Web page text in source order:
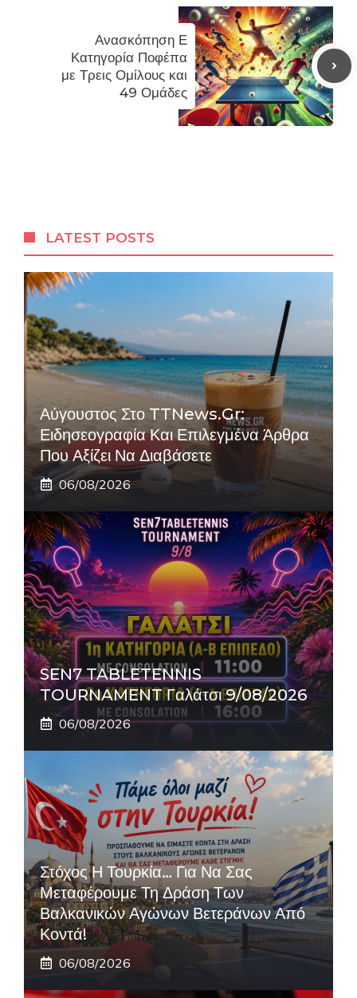
Ανασκόπηση Ε
Κατηγορία Ποφέπα
με Τρεις Ομίλους και
49 Ομάδες
LATEST POSTS
Αύγουστος Στο TTNews.gr:
Ειδησεογραφία Και Επιλεγμένα Άρθρα
Που Αξίζει Να Διαβάσετε
06/08/2026
SEN7 TABLETENNIS
TOURNAMENT Γαλάτσι 9/08/2026
06/08/2026
Στόχος Η Τουρκία… Για Να Σας
Μεταφέρουμε Τη Δράση Των
Βαλκανικών Αγώνων Βετεράνων Από
Κοντά!
06/08/2026